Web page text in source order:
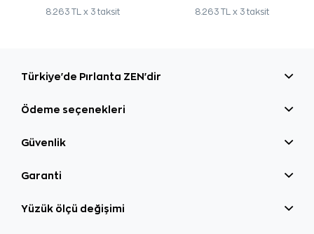
8.263 TL x 3 taksit 8.263 TL x 3 taksit
Türkiye'de Pırlanta ZEN'dir
Ödeme seçenekleri
Güvenlik
Garanti
Yüzük ölçü değişimi